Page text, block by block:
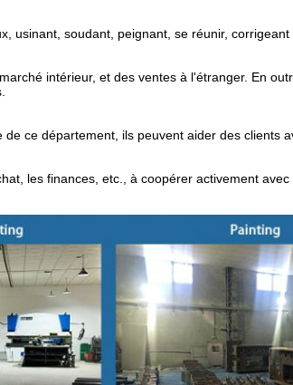
usinant, soudant, peignant, se réunir,
intérieur, et des ventes à l'étranger. En
de ce département, ils peuvent aider des clients
les finances, etc., à coopérer activement